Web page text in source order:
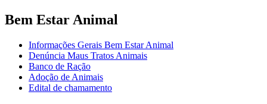
Bem Estar Animal
Informações Gerais Bem Estar Animal
Denúncia Maus Tratos Animais
Banco de Ração
Adoção de Animais
Edital de chamamento